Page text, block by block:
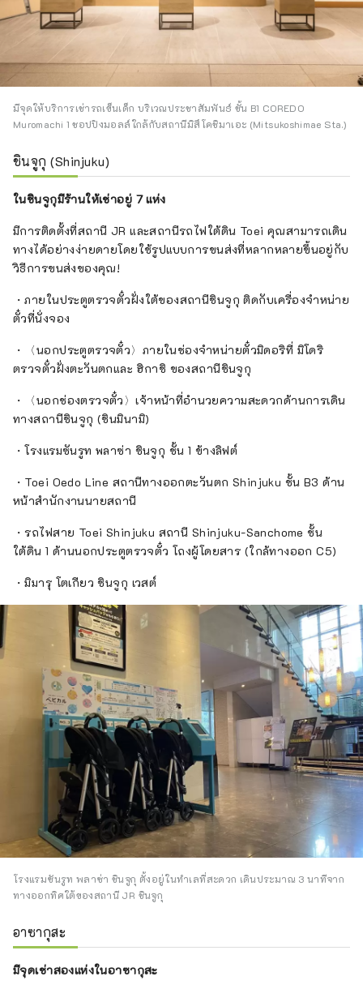
มีจุดให้บริการเช่ารถเข็นเด็ก บริเวณประชาสัมพันธ์ ชั้น B1 COREDO
Muromachi 1 ชอปปิงมอลล์ใกล้กับสถานีมิสึโคชิมาเอะ (Mitsukoshimae Sta.)
ชินจูกุ (Shinjuku)
ในชินจูกุมีร้านให้เช่าอยู่ 7 แห่ง
มีการติดตั้งที่สถานี JR และสถานีรถไฟใต้ดิน Toei คุณสามารถเดิน
ทางได้อย่างง่ายดายโดยใช้รูปแบบการขนส่งที่หลากหลายขึ้นอยู่กับ
วิธีการขนส่งของคุณ!
・ภายในประตูตรวจตั๋วฝั่งใต้ของสถานีชินจูกุ ติดกับเครื่องจำหน่าย
ตั๋วที่นั่งจอง
・〈นอกประตูตรวจตั๋ว〉ภายในช่องจำหน่ายตั๋วมิดอริที่ มิโดริ
ตรวจตั๋วฝั่งตะวันตกและ ฮิกาชิ ของสถานีชินจูกุ
・〈นอกช่องตรวจตั๋ว〉เจ้าหน้าที่อำนวยความสะดวกด้านการเดิน
ทางสถานีชินจูกุ (ชินมินามิ)
・โรงแรมซันรูท พลาซ่า ชินจูกุ ชั้น 1 ข้างลิฟต์
・Toei Oedo Line สถานีทางออกตะวันตก Shinjuku ชั้น B3 ด้าน
หน้าสำนักงานนายสถานี
・รถไฟสาย Toei Shinjuku สถานี Shinjuku-Sanchome ชั้น
ใต้ดิน 1 ด้านนอกประตูตรวจตั๋ว โถงผู้โดยสาร (ใกล้ทางออก C5)
・มิมารุ โตเกียว ชินจูกุ เวสต์
โรงแรมซันรูท พลาซ่า ชินจูกุ ตั้งอยู่ในทำเลที่สะดวก เดินประมาณ 3 นาทีจาก
ทางออกทิศใต้ของสถานี JR ชินจูกุ
อาซากุสะ
มีจุดเช่าสองแห่งในอาซากุสะ